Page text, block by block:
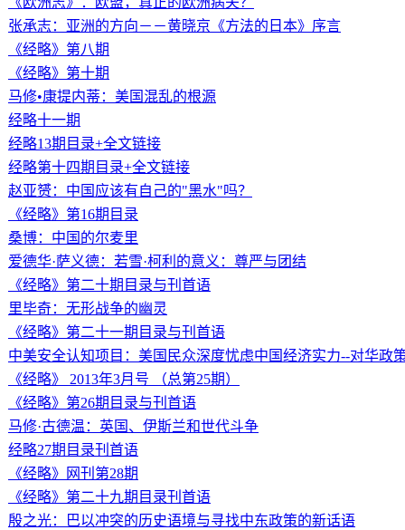
张承志：亚洲的方向－－黄晓京《方法的日本》序言
《经略》第八期
《经略》第十期
马修•康提内蒂：美国混乱的根源
经略十一期
经略13期目录+全文链接
经略第十四期目录+全文链接
赵亚赟：中国应该有自己的"黑水"吗？
《经略》第16期目录
桑博：中国的尔麦里
爱德华·萨义德：若雪·柯利的意义：尊严与团结
《经略》第二十期目录与刊首语
里毕奇：无形战争的幽灵
《经略》第二十一期目录与刊首语
中美安全认知项目：美国民众深度忧虑中国经济实力--对华政
《经略》 2013年3月号 （总第25期）
《经略》第26期目录与刊首语
马修·古德温：英国、伊斯兰和世代斗争
经略27期目录刊首语
《经略》网刊第28期
《经略》第二十九期目录刊首语
殷之光：巴以冲突的历史语境与寻找中东政策的新话语